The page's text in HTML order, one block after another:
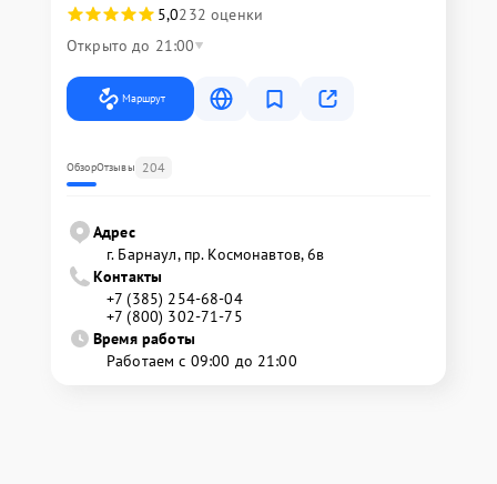
5,0232 оценки
Открыто до 21:00
Маршрут
ОбзорОтзывы 204
Адрес
г. Барнаул, ​пр. Космонавтов, 6в
Контакты
+7 (385) 254-68-04
+7 (800) 302-71-75
Время работы
Работаем с 09:00 до 21:00